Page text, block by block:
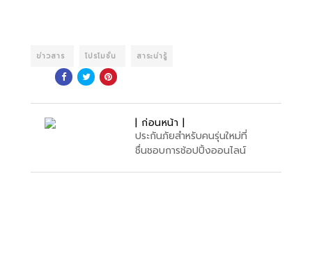
ข่าวสาร โปรโมชั่น สาระน่ารู้
| ก่อนหน้า |
ประกันภัยสำหรับคนรุ่นใหม่ที่
ชื่นชอบการช้อปปิ้งออนไลน์